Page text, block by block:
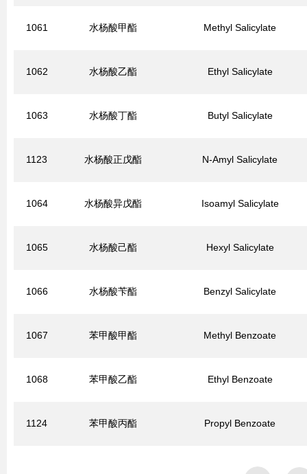
1061 水杨酸甲酯 Methyl Salicylate
1062 水杨酸乙酯 Ethyl Salicylate
1063 水杨酸丁酯 Butyl Salicylate
1123 水杨酸正戊酯 N-Amyl Salicylate
1064 水杨酸异戊酯 Isoamyl Salicylate
1065 水杨酸己酯 Hexyl Salicylate
1066 水杨酸苄酯 Benzyl Salicylate
1067 苯甲酸甲酯 Methyl Benzoate
1068 苯甲酸乙酯 Ethyl Benzoate
1124 苯甲酸丙酯 Propyl Benzoate